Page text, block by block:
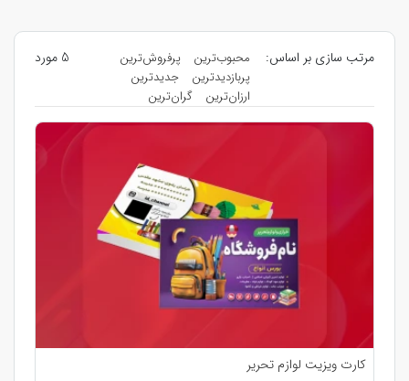
مرتب سازی بر اساس: محبوب‌ترین
پرفروش‌ترین
پربازدیدترین
جدیدترین
ارزان‌ترین
گران‌ترین
5 مورد
کارت ویزیت لوازم تحریر